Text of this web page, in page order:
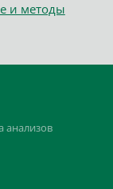
и методы